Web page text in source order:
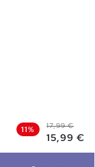
11% 17,99 €
15,99 €